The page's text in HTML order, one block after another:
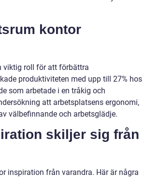
kontor
viktig roll för att förbättra
produktiviteten med upp till 27% hos
som arbetade i en tråkig och
att arbetsplatsens ergonomi,
välbefinnande och arbetsglädje.
skiljer sig från
inspiration från varandra. Här är några